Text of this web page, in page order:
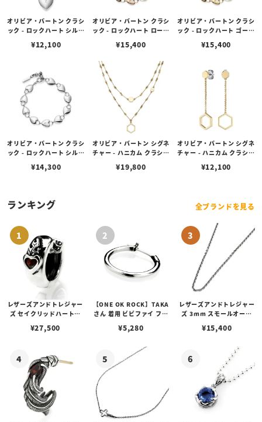
オリビア・バートン クラシ
ック - ロックハート シルバ
¥12,100
オリビア・バートン クラシ
ック - ロックハート ローズ
¥15,400
オリビア・バートン クラシ
ック - ロックハート ゴール
¥15,400
オリビア・バートン クラシ
ック - ロックハート シルバ
¥14,300
オリビア・バートン シグネ
チャー - ハニカム クラシッ
ド ネックレス
¥19,800
オリビア・バートン シグネ
チャー - ハニカム クラシッ
ス
¥12,100
ランキング 全ブランドを見る
レザーズアンドトレジャー
ズ セイクリッドハートピ
¥27,500
【ONE OK ROCK】TAKA
さん 着用 ビビファイ フー
¥5,280
レザーズアンドトレジャー
ズ 3mm スモールオーバ
ブスタークラスプ＆LTロ
¥15,400